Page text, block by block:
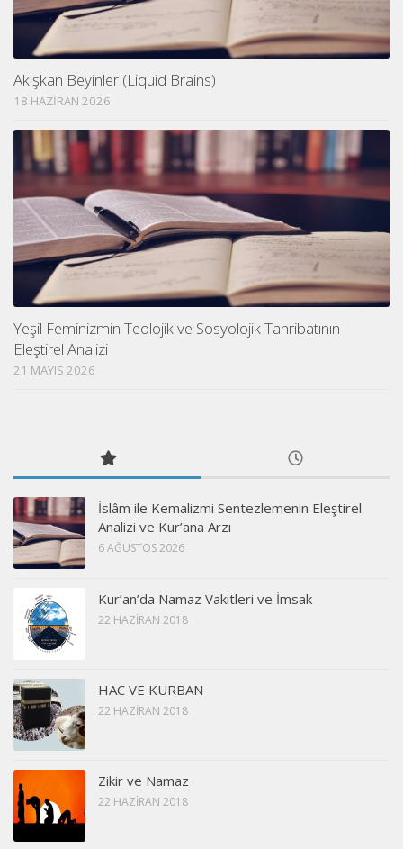
Akışkan Beyinler (Liquid Brains)
18 HAZIRAN 2026
Yeşil Feminizmin Teolojik ve Sosyolojik Tahribatının
Eleştirel Analizi
21 MAYIS 2026
İslâm ile Kemalizmi Sentezlemenin Eleştirel
Analizi ve Kur’ana Arzı
6 AĞUSTOS 2026
Kur’an’da Namaz Vakitleri ve İmsak
22 HAZIRAN 2018
HAC VE KURBAN
22 HAZIRAN 2018
Zikir ve Namaz
22 HAZIRAN 2018